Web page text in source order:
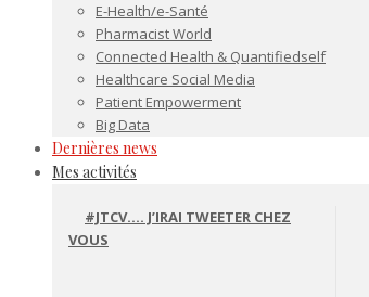
E-Health/e-Santé
Pharmacist World
Connected Health & Quantifiedself
Healthcare Social Media
Patient Empowerment
Big Data
Dernières news
Mes activités
#JTCV…. J’IRAI TWEETER CHEZ
VOUS